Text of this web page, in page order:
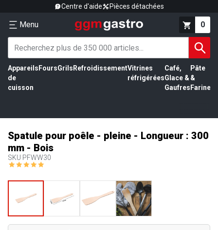
Centre d'aide Pièces détachées
Menu 0
Appareils
de
cuisson
FoursGrils RefroidissementVitrines
réfrigérées
Café,
Glace &
Gaufres
Pâte
&
Farine
Spatule pour poêle - pleine - Longueur : 300
mm - Bois
SKU PFWW30